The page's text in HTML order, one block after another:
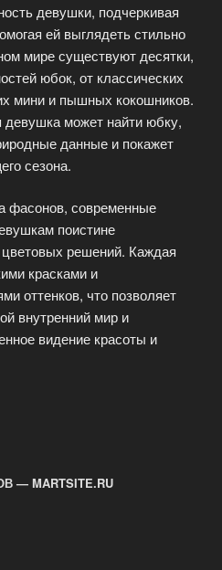
девушки, подчеркивая
ей выглядеть стильно
мире существуют десятки,
юбок, от классических
мини и пышных кокошников.
девушка может найти юбку,
данные и покажет
сезона.
фасонов, современные
поистине
решений. Каждая
красками и
оттенков, что позволяет
внутренний мир и
видение красоты и
— MARTSITE.RU